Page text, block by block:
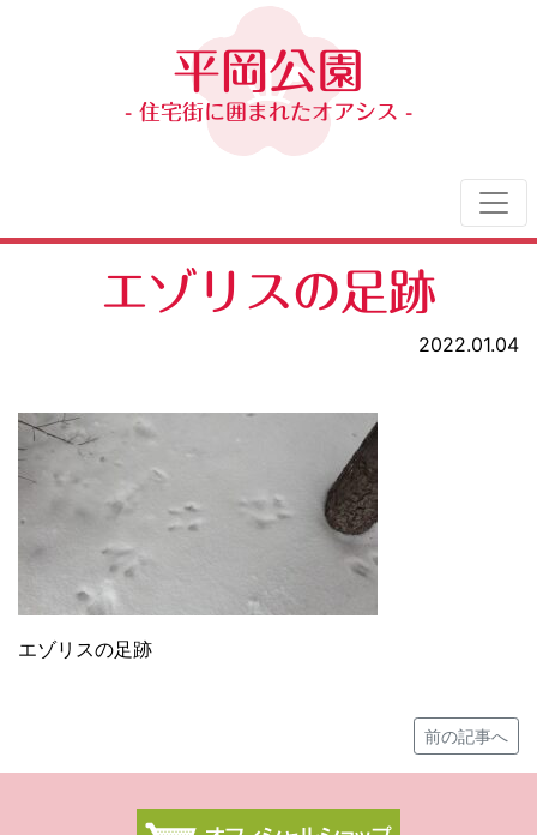
平岡公園
- 住宅街に囲まれたオアシス -
エゾリスの足跡
2022.01.04
エゾリスの足跡
前の記事へ